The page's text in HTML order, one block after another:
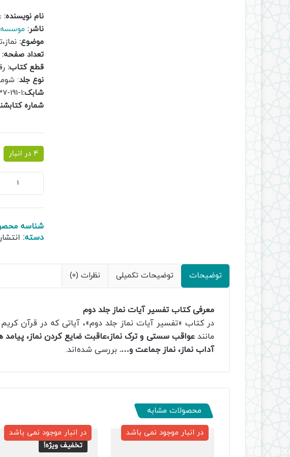
نام نویسنده:
ناشر: موسسه
موضوع:
تعداد صفحه:234
قطع کتاب:
نوع جلد:
شابک:1-191-537-964-978
شماره
4 در انبار
کتاب
آیات
نماز
دوم
عدد
شناسه
دسته:
توضیحات توضیحات تکمیلی نظرات (0)
معرفی کتاب تفسیر آیات نماز جلد دوم
در کتاب «تفسیر آیات نماز جلد دوم»، آیاتی که در قرآن کریم
مانندعواقب سستی و ترک نماز،عاقبت ضایع کردن نماز، پیامد
آداب نماز، نماز جماعت و…. بررسی شده‌اند.
محصولات مشابه
در انبار موجود نمی باشد
تخفیف ویژه!
در انبار موجود نمی باشد